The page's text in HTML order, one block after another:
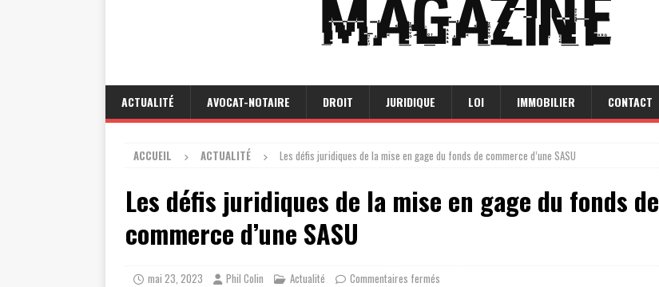
ACTUALITÉ AVOCAT-NOTAIRE DROIT JURIDIQUE LOI IMMOBILIER CONTACT
ACCUEIL ACTUALITÉ Les défis juridiques de la mise en gage du fonds de commerce d’une SASU
Les défis juridiques de la mise en gage du fonds de
commerce d’une SASU
mai 23, 2023 Phil Colin Actualité Commentaires fermés